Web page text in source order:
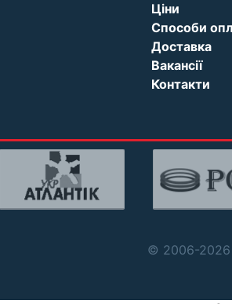
Ціни
Способи
Доставка
Вакансії
Контакти
© 2006-2026